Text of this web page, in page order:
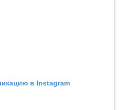
в Instagram